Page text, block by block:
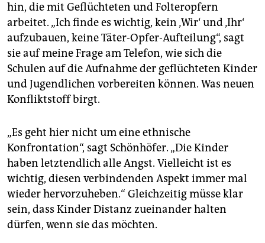
hin, die mit Geflüchteten und Folteropfern
arbeitet. „Ich finde es wichtig, kein ‚Wir‘ und ‚Ihr‘
aufzubauen, keine Täter-Opfer-Aufteilung“, sagt
sie auf meine Frage am Telefon, wie sich die
Schulen auf die Aufnahme der geflüchteten Kinder
und Jugendlichen vorbereiten können. Was neuen
Konfliktstoff birgt.
„Es geht hier nicht um eine ethnische
Konfrontation“, sagt Schönhöfer. „Die Kinder
haben letztendlich alle Angst. Vielleicht ist es
wichtig, diesen verbindenden Aspekt immer mal
wieder hervorzuheben.“ Gleichzeitig müsse klar
sein, dass Kinder Distanz zueinander halten
dürfen, wenn sie das möchten.